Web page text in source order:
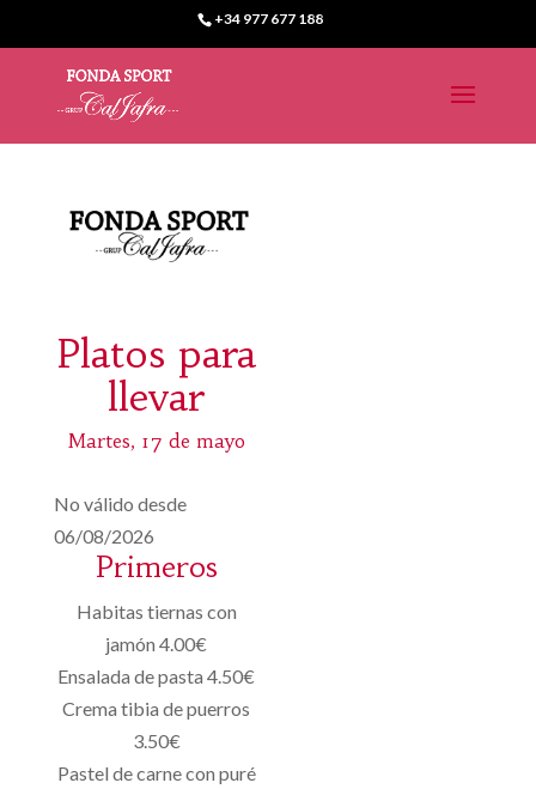
+34 977 677 188
Platos para
llevar
Martes, 17 de mayo
No válido desde
06/08/2026
Primeros
Habitas tiernas con
jamón 4.00€
Ensalada de pasta 4.50€
Crema tibia de puerros
3.50€
Pastel de carne con puré